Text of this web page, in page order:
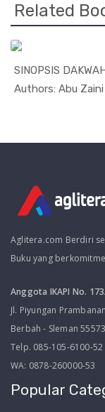
Related
SINOPSIS
Authors: Abu
In
Aglitera.com Berdiri
Buku yang
Anggota IKAPI No.
Jl. Piyungan
Berbah - Sleman 55573
Telp. 085-105-6100-52
WA: 0878-260000-53
Popular